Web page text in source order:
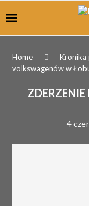
Home Kronika
volkswagenów w
4